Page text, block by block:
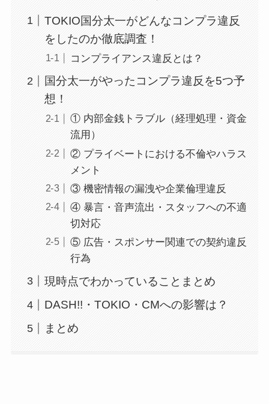
TOKIO国分太一がどんなコンプラ違反
をしたのか徹底調査！
コンプライアンス違反とは？
国分太一がやったコンプラ違反を5つ予
想！
① 内部金銭トラブル（経理処理・資金
流用）
② プライベートにおける不倫やハラス
メント
③ 機密情報の漏洩や企業倫理違反
④ 暴言・音声流出・スタッフへの不適
切対応
⑤ 広告・スポンサー関連での契約違反
行為
現時点でわかっていることまとめ
DASH!!・TOKIO・CMへの影響は？
まとめ